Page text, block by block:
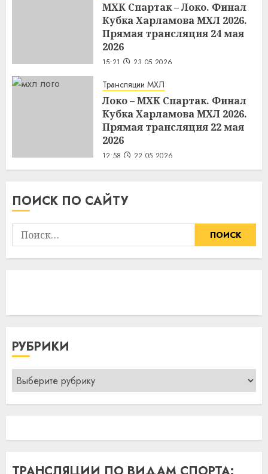
МХК Спартак – Локо. Финал
Кубка Харламова МХЛ 2026.
Прямая трансляция 24 мая
2026
15:21 23.05.2026
Трансляции МХЛ
Локо – МХК Спартак. Финал
Кубка Харламова МХЛ 2026.
Прямая трансляция 22 мая
2026
12:58 22.05.2026
ПОИСК ПО САЙТУ
Найти:
РУБРИКИ
Рубрики